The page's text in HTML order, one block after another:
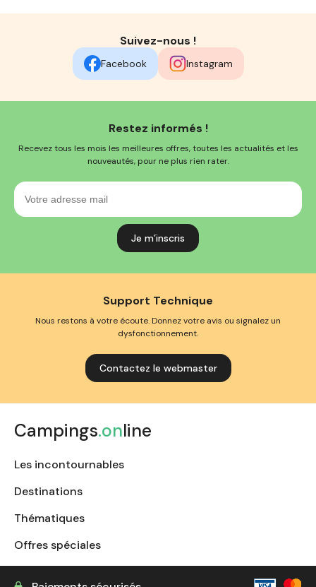
Suivez-nous !
Facebook Instagram
Restez informés !
Recevez tous les mois les meilleures offres, toutes les actualités et les
nouveautés, pour ne plus rien rater.
Votre
adresse
mail
Support Technique
Nous restons à votre écoute. Donnez votre avis ou signalez un
dysfonctionnement.
Contactez le webmaster
Campings.online
Les incontournables
Destinations
Thématiques
Offres spéciales